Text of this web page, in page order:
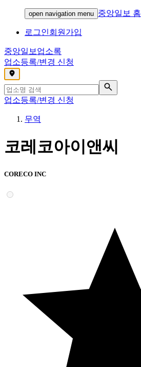
open navigation menu 중앙일보 홈
로그인회원가입
중앙일보 업소록
업소등록/변경 신청
,
업소등록/변경 신청
무역
코레코아이앤씨
CORECO INC